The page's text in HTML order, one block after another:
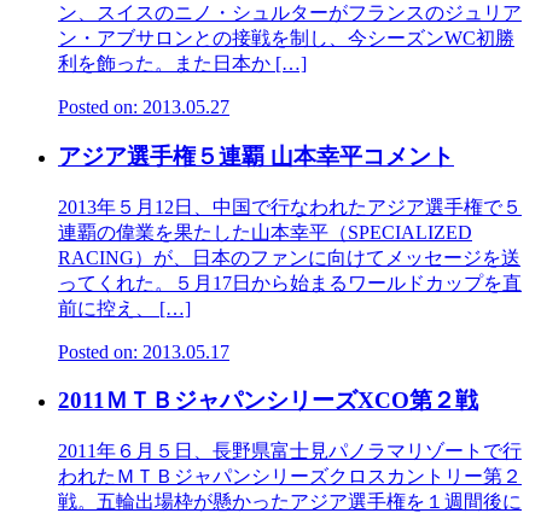
ン、スイスのニノ・シュルターがフランスのジュリア
ン・アブサロンとの接戦を制し、今シーズンWC初勝
利を飾った。また日本か […]
Posted on: 2013.05.27
アジア選手権５連覇 山本幸平コメント
2013年５月12日、中国で行なわれたアジア選手権で５
連覇の偉業を果たした山本幸平（SPECIALIZED
RACING）が、日本のファンに向けてメッセージを送
ってくれた。５月17日から始まるワールドカップを直
前に控え、 […]
Posted on: 2013.05.17
2011ＭＴＢジャパンシリーズXCO第２戦
2011年６月５日、長野県富士見パノラマリゾートで行
われたＭＴＢジャパンシリーズクロスカントリー第２
戦。五輪出場枠が懸かったアジア選手権を１週間後に